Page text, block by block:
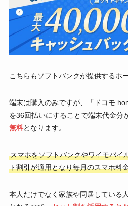
こちらもソフトバンクが提供するホ
端末は購入のみですが、「ドコモ
を36回払いにすることで端末代金分
無料となります。
スマホをソフトバンクやワイモバイ
ト割引が適用となり毎月のスマホ料
本人だけでなく家族や同居している